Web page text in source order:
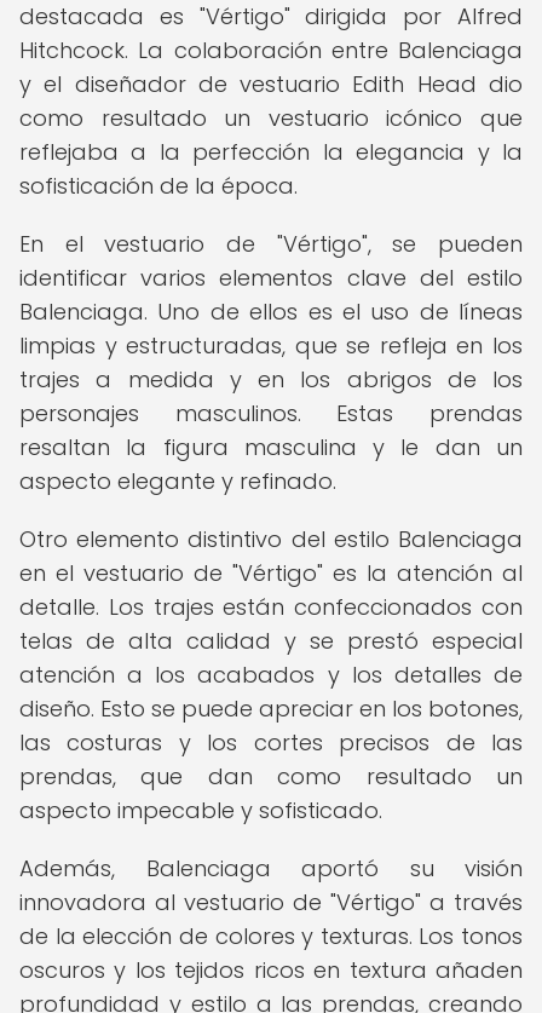
destacada es "Vértigo" dirigida por Alfred
Hitchcock. La colaboración entre Balenciaga
y el diseñador de vestuario Edith Head dio
como resultado un vestuario icónico que
reflejaba a la perfección la elegancia y la
sofisticación de la época.
En el vestuario de "Vértigo", se pueden
identificar varios elementos clave del estilo
Balenciaga. Uno de ellos es el uso de líneas
limpias y estructuradas, que se refleja en los
trajes a medida y en los abrigos de los
personajes masculinos. Estas prendas
resaltan la figura masculina y le dan un
aspecto elegante y refinado.
Otro elemento distintivo del estilo Balenciaga
en el vestuario de "Vértigo" es la atención al
detalle. Los trajes están confeccionados con
telas de alta calidad y se prestó especial
atención a los acabados y los detalles de
diseño. Esto se puede apreciar en los botones,
las costuras y los cortes precisos de las
prendas, que dan como resultado un
aspecto impecable y sofisticado.
Además, Balenciaga aportó su visión
innovadora al vestuario de "Vértigo" a través
de la elección de colores y texturas. Los tonos
oscuros y los tejidos ricos en textura añaden
profundidad y estilo a las prendas, creando